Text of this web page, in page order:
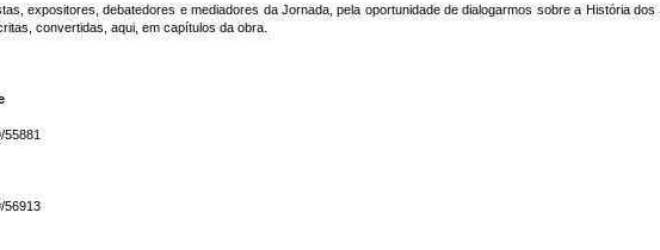
expositores, debatedores e mediadores da Jornada, pela oportunidade de dialogarmos sobre a História dos
convertidas, aqui, em capítulos da obra.
56913